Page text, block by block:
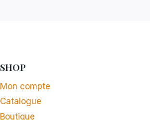
SHOP
Mon compte
Catalogue
Boutique